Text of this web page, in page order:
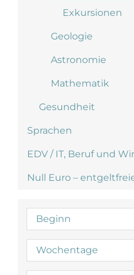
Exkursionen
Geologie
Astronomie
Mathematik
Gesundheit
Sprachen
EDV / IT, Beruf und
Null Euro –
Beginn
Wochentage